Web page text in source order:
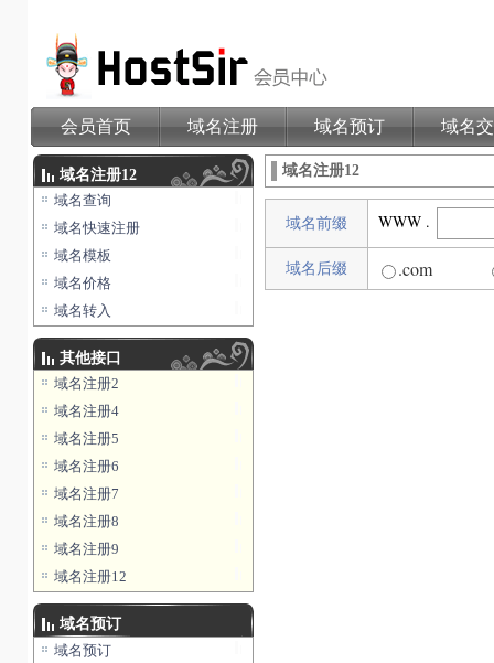
会员首页 域名注册 域名预订 域名
域名注册12
域名查询
域名快速注册
域名模板
域名价格
域名转入
其他接口
域名注册2
域名注册4
域名注册5
域名注册6
域名注册7
域名注册8
域名注册9
域名注册12
域名预订
域名预订
域名注册12
域名前缀 WWW .
域名后缀 .com